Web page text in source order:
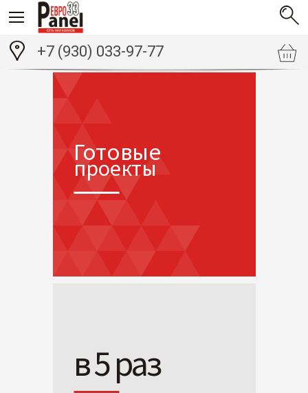
+7 (930) 033-97-77
Готовые
проекты
в 5 раз